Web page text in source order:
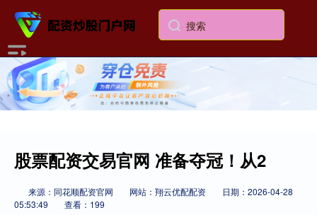
股票配资交易官网 准备夺冠！从2
来源：同花顺配资官网 网站：翔云优配配资
日期：2026-04-28
05:53:49
查看：199